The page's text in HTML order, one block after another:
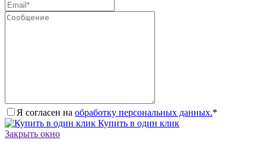
Я согласен на обработку персональных данных.*
Купить в один клик
Закрыть окно